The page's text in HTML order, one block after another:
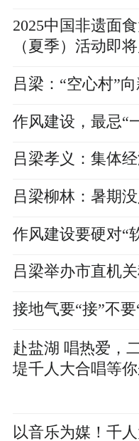
2025中国非遗面
（夏季）活动即
吕梁：“空心村”
作风建设，最忌“
吕梁孝义：集体
吕梁柳林：暑期
作风建设要硬对“
吕梁举办市直机
接地气要“接”不要
赴盐湖 唱热爱，
堤千人大合唱等
以音乐为媒！千